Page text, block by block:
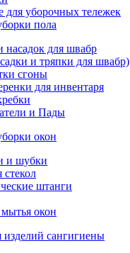
уборочных тележек
пола
насадок для швабр
и тряпки для швабр)
сгоны
для инвентаря
и Пады
окон
и шубки
штанги
окон
сангигиены